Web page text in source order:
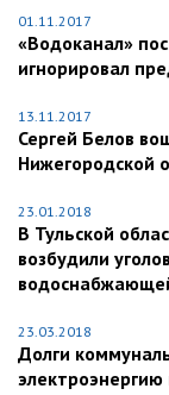
01.11.2017
«Водоканал»
игнорировал
13.11.2017
Сергей Белов
Нижегородской
23.01.2018
В Тульской
возбудили
23.03.2018
Долги
электроэнергию